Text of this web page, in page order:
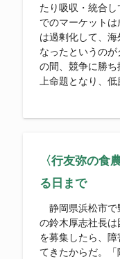
たり吸収・統合
でのマーケット
は過剰化して、
なったというの
の間、競争に勝
上命題となり、
〈行友弥の食
る日まで
静岡県浜松市で
の鈴木厚志社長
を募集したら、
てきたからだ。